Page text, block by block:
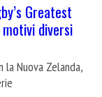
Greatest
diversi
la Nuova Zelanda,